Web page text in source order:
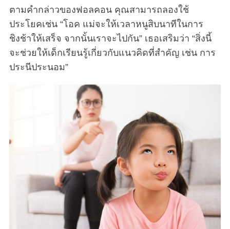
ตามคำกล่าวของฟอลคอน คุณสามารถลองใช้
ประโยคเช่น “โอค แม่จะให้เวลาหนูสิบนาทีในการ
ชิงช้าให้เสร็จ จากนั้นเราจะไปกัน” เธอเสริมว่า “สิ่งนี้
จะช่วยให้เด็กเรียนรู้เกี่ยวกับแนวคิดที่สำคัญ เช่น การ
ประนีประนอม”